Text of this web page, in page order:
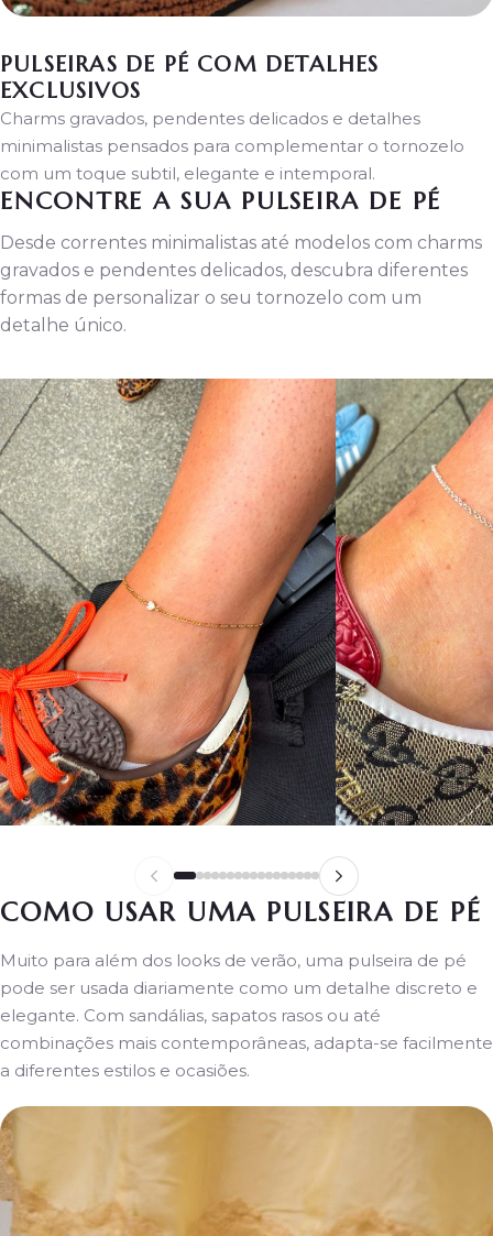
Preços
PULSEIRAS DE PÉ COM DETALHES
EXCLUSIVOS
Charms gravados, pendentes delicados e detalhes
minimalistas pensados para complementar o tornozelo
com um toque subtil, elegante e intemporal.
ENCONTRE A SUA PULSEIRA DE PÉ
Desde correntes minimalistas até modelos com charms
gravados e pendentes delicados, descubra diferentes
formas de personalizar o seu tornozelo com um
detalhe único.
COMO USAR UMA PULSEIRA DE PÉ
Muito para além dos looks de verão, uma pulseira de pé
pode ser usada diariamente como um detalhe discreto e
elegante. Com sandálias, sapatos rasos ou até
combinações mais contemporâneas, adapta-se facilmente
a diferentes estilos e ocasiões.